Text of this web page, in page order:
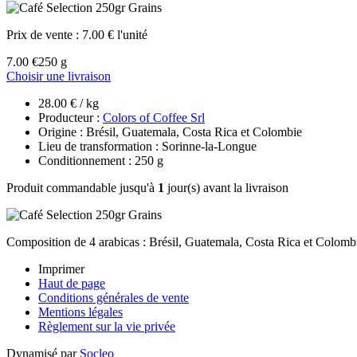
Prix de vente : 7.00 € l'unité
7.00 €250 g
Choisir une livraison
28.00 € / kg
Producteur : Colors of Coffee Srl
Origine : Brésil, Guatemala, Costa Rica et Colombie
Lieu de transformation : Sorinne-la-Longue
Conditionnement : 250 g
Produit commandable jusqu'à 1 jour(s) avant la livraison
Composition de 4 arabicas : Brésil, Guatemala, Costa Rica et
Imprimer
Haut de page
Conditions générales de vente
Mentions légales
Règlement sur la vie privée
Dynamisé par Socleo